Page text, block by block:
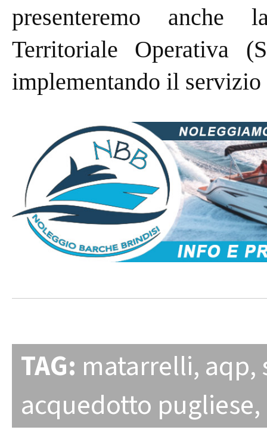
presenteremo anche
Territoriale Operativa
implementando il
TAG: matarrelli, aqp,
acquedotto pugliese,